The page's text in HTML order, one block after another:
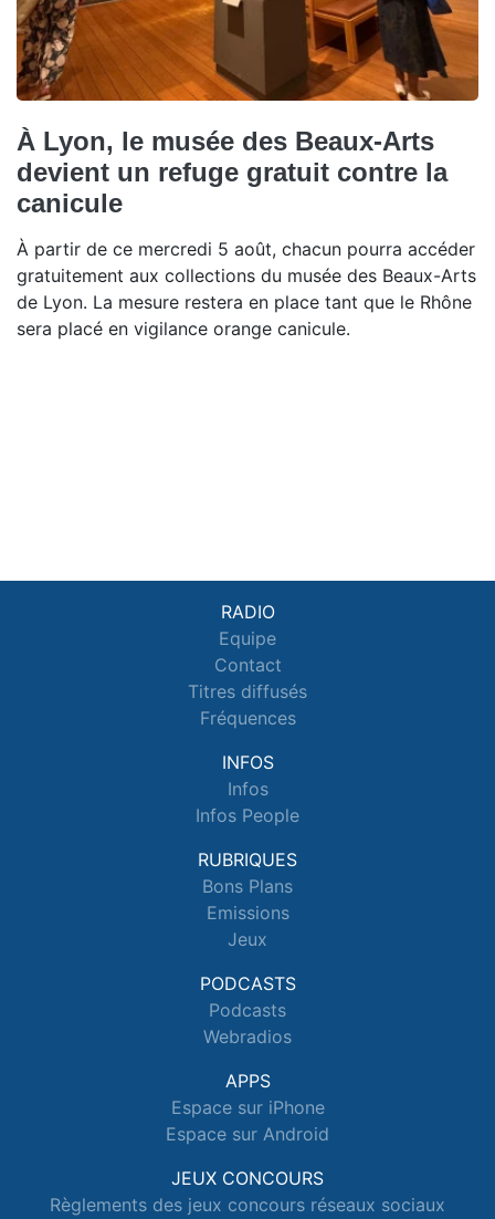
À Lyon, le musée des Beaux-Arts
devient un refuge gratuit contre la
canicule
À partir de ce mercredi 5 août, chacun pourra accéder
gratuitement aux collections du musée des Beaux-Arts
de Lyon. La mesure restera en place tant que le Rhône
sera placé en vigilance orange canicule.
RADIO
Equipe
Contact
Titres diffusés
Fréquences
INFOS
Infos
Infos People
RUBRIQUES
Bons Plans
Emissions
Jeux
PODCASTS
Podcasts
Webradios
APPS
Espace sur iPhone
Espace sur Android
JEUX CONCOURS
Règlements des jeux concours réseaux sociaux